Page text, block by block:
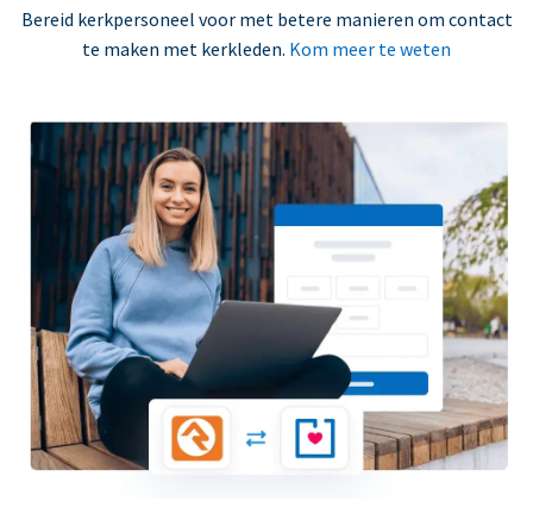
Bereid kerkpersoneel voor met betere manieren om contact
te maken met kerkleden. Kom meer te weten